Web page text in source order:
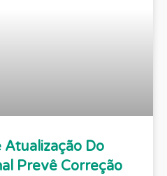
Atualização Do
Prevê Correção